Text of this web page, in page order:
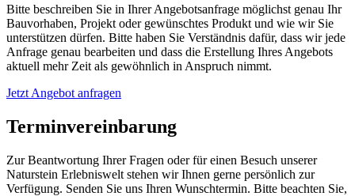
Bitte beschreiben Sie in Ihrer Angebotsanfrage möglichst genau Ihr
Bauvorhaben, Projekt oder gewünschtes Produkt und wie wir Sie
unterstützen dürfen. Bitte haben Sie Verständnis dafür, dass wir jede
Anfrage genau bearbeiten und dass die Erstellung Ihres Angebots
aktuell mehr Zeit als gewöhnlich in Anspruch nimmt.
Jetzt Angebot anfragen
Terminvereinbarung
Zur Beantwortung Ihrer Fragen oder für einen Besuch unserer
Naturstein Erlebniswelt stehen wir Ihnen gerne persönlich zur
Verfügung. Senden Sie uns Ihren Wunschtermin. Bitte beachten Sie,